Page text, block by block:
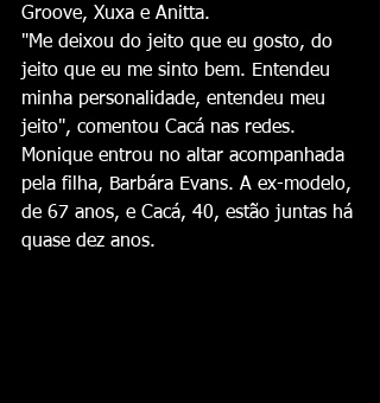
Groove, Xuxa e Anitta.
"Me deixou do jeito que eu gosto, do
jeito que eu me sinto bem. Entendeu
minha personalidade, entendeu meu
jeito", comentou Cacá nas redes.
Monique entrou no altar acompanhada
pela filha, Barbára Evans. A ex-modelo,
de 67 anos, e Cacá, 40, estão juntas há
quase dez anos.